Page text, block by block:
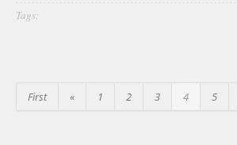
Tags:
First « 1 2 3 4 5